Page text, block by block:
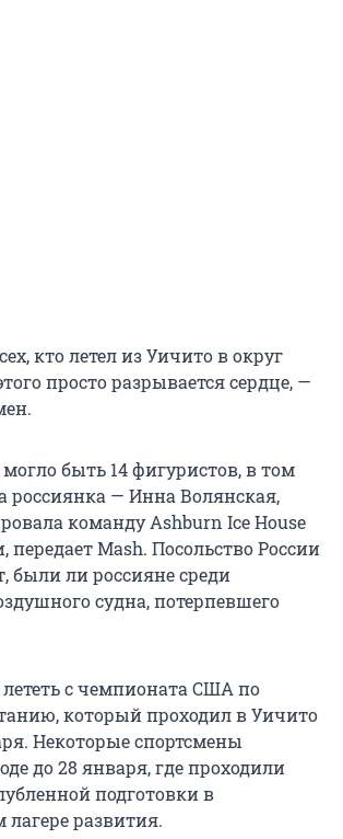
кто летел из Уичито в округ
просто разрывается сердце, —
могло быть 14 фигуристов, в том
россиянка — Инна Волянская,
команду Ashburn Ice House
Mash. Посольство России
были ли россияне среди
судна, потерпевшего
с чемпионата США по
который проходил в Уичито
Некоторые спортсмены
до 28 января, где проходили
подготовки в
развития.